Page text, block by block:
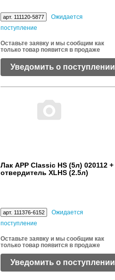
арт. 111120-5877
Ожидается
поступление
Оставьте заявку и мы сообщим как
только товар появится в продаже
Уведомить о поступлении
Лак APP Classic HS (5л) 020112 +
отвердитель XLHS (2.5л)
арт. 111376-6152
Ожидается
поступление
Оставьте заявку и мы сообщим как
только товар появится в продаже
Уведомить о поступлении